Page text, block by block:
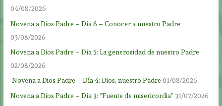
04/08/2026
Novena a Dios Padre – Día 6 – Conocer a nuestro Padre
03/08/2026
Novena a Dios Padre – Día 5: La generosidad de nuestro Padre
02/08/2026
Novena a Dios Padre – Día 4: Dios, nuestro Padre 01/08/2026
Novena a Dios Padre – Día 3: “Fuente de misericordia” 31/07/2026